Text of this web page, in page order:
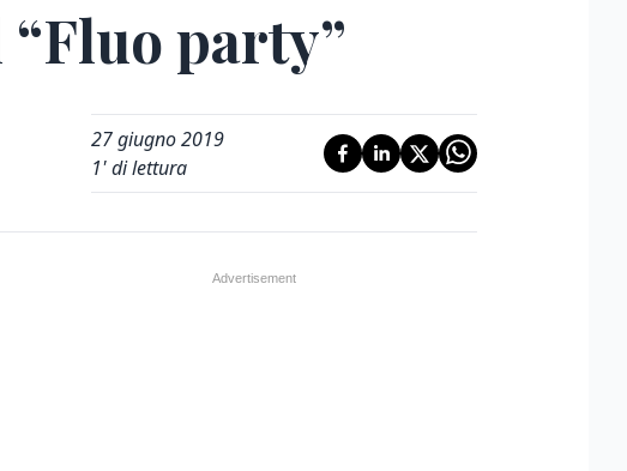
party”
27 giugno 2019
1' di lettura